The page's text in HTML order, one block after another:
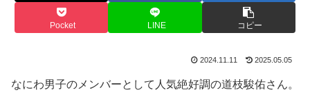
Pocket LINE コピー
2024.11.11 2025.05.05
なにわ男子のメンバーとして人気絶好調の道枝駿佑さん。